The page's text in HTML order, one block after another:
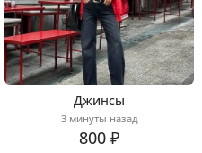
Джинсы
3 минуты назад
800 ₽